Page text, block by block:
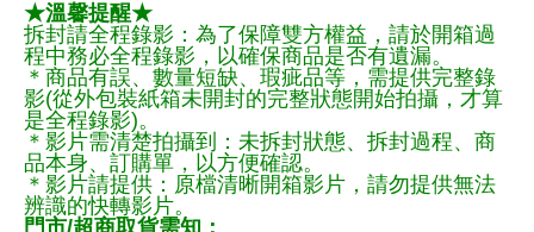
★溫馨提醒★
拆封請全程錄影：為了保障雙方權益，請於開箱過
程中務必全程錄影，以確保商品是否有遺漏。
＊商品有誤、數量短缺、瑕疵品等，需提供完整錄
影(從外包裝紙箱未開封的完整狀態開始拍攝，才算
是全程錄影)。
＊影片需清楚拍攝到：未拆封狀態、拆封過程、商
品本身、訂購單，以方便確認。
＊影片請提供：原檔清晰開箱影片，請勿提供無法
辨識的快轉影片。